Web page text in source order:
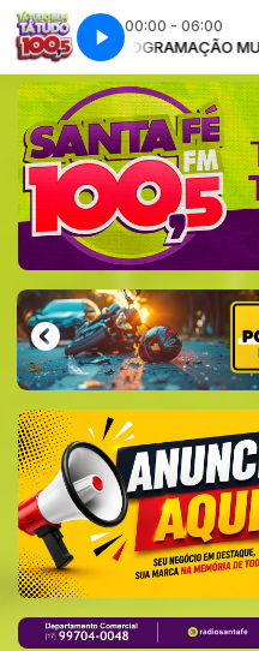
00:00 - 06:00
PROGRAMAÇÃO